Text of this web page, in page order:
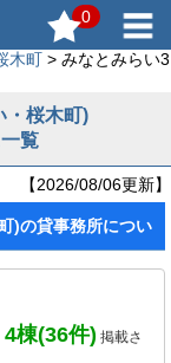
0
木町 > みなとみらい3
・桜木町)
覧
【2026/08/06更新】
)の貸事務所につい
4棟(36件) 掲載さ